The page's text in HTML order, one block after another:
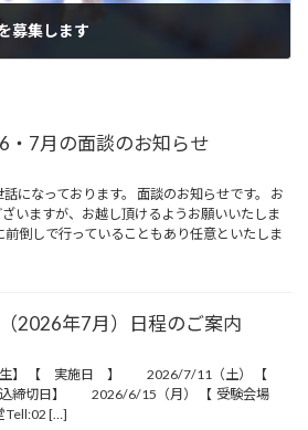
募集します
・7月の面談のお知らせ
になっております。 面談のお知らせです。 お
いますが、お越し頂けるようお願いいたしま
倒しで行っていることもあり任意といたしま
2026年7月）日程のご案内
生】 【 実施日 】 2026/7/11（土） 【
切日】 2026/6/15（月） 【 受験会場
[…]